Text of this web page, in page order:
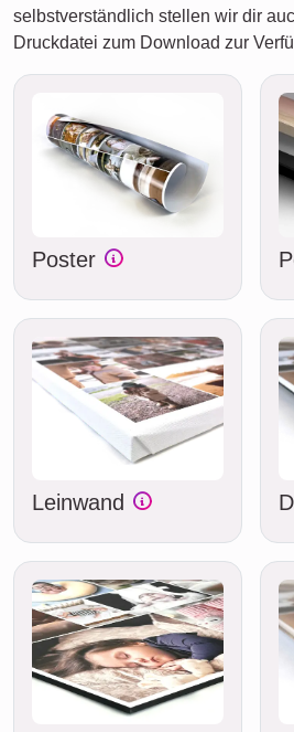
selbstverständlich stellen wir dir
Druckdatei zum Download zur
Poster
Leinwand